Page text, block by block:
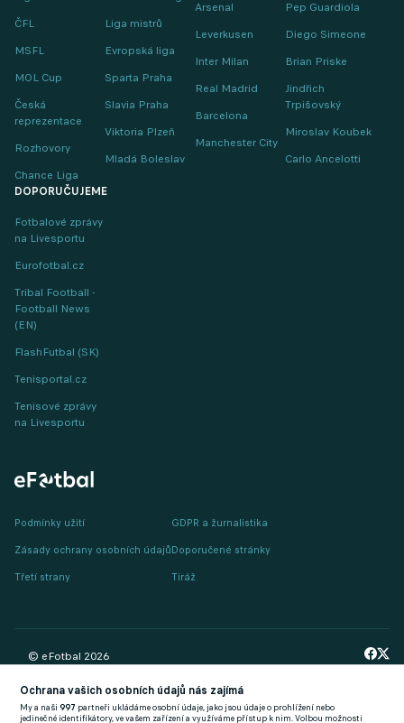
ČFL
MSFL
MOL Cup
Česká
reprezentace
Rozhovory
Chance Liga
Liga mistrů
Evropská liga
Sparta Praha
Slavia Praha
Viktoria Plzeň
Mladá Boleslav
Arsenal
Leverkusen
Inter Milan
Real Madrid
Barcelona
Manchester City
Pep Guardiola
Diego Simeone
Brian Priske
Jindřich
Trpišovský
Miroslav Koubek
Carlo Ancelotti
DOPORUČUJEME
Fotbalové zprávy
na Livesportu
Eurofotbal.cz
Tribal Football -
Football News
(EN)
FlashFutbal (SK)
Tenisportal.cz
Tenisové zprávy
na Livesportu
Podmínky užití
Zásady ochrany osobních údajů
Třetí strany
GDPR a žurnalistika
Doporučené stránky
Tiráž
© eFotbal 2026
Ochrana vašich osobních údajů nás zajímá
My a naši997 partneři ukládáme osobní údaje, jako jsou údaje o prohlížení nebo
jedinečné identifikátory, ve vašem zařízení a využíváme přístup k nim. Volbou možnosti